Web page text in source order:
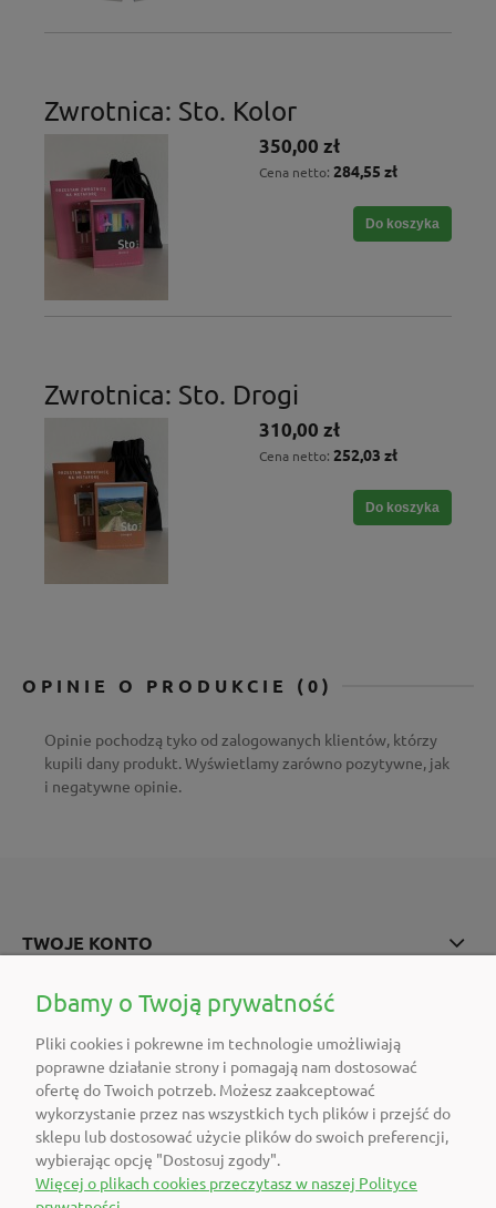
Zwrotnica: Sto. Kolor
350,00 zł
Cena netto: 284,55 zł
Do koszyka
Zwrotnica: Sto. Drogi
310,00 zł
Cena netto: 252,03 zł
Do koszyka
OPINIE O PRODUKCIE (0)
Opinie pochodzą tyko od zalogowanych klientów, którzy
kupili dany produkt. Wyświetlamy zarówno pozytywne, jak
i negatywne opinie.
TWOJE KONTO
POMOC
O FIRMIE
POLECAMY
DOŁĄCZ DO NAS
Dbamy o Twoją prywatność
Pliki cookies i pokrewne im technologie umożliwiają
poprawne działanie strony i pomagają nam dostosować
ofertę do Twoich potrzeb. Możesz zaakceptować
wykorzystanie przez nas wszystkich tych plików i przejść do
sklepu lub dostosować użycie plików do swoich preferencji,
wybierając opcję "Dostosuj zgody".
Więcej o plikach cookies przeczytasz w naszej Polityce